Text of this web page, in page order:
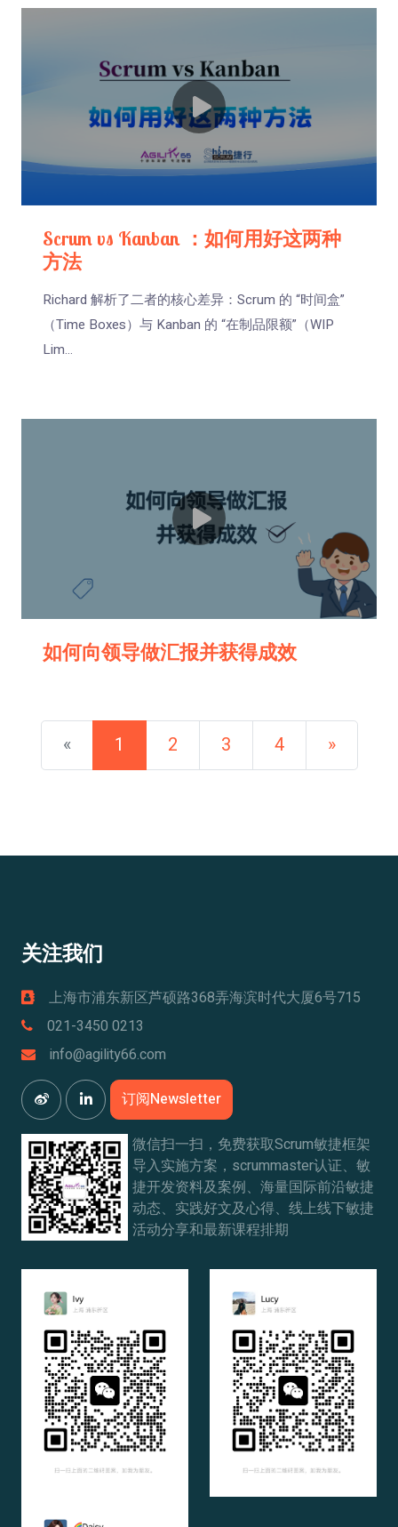
Scrum vs Kanban ：如何用好这两种
方法
Richard 解析了二者的核心差异：Scrum 的 “时间盒”
（Time Boxes）与 Kanban 的 “在制品限额”（WIP
Lim...
如何向领导做汇报并获得成效
«Previous
1 2 3 4 »Next
关注我们
上海市浦东新区芦硕路368弄海滨时代大厦6号715
021-3450 0213
info@agility66.com
订阅Newsletter
微信扫一扫，免费获取Scrum敏捷框架
导入实施方案，scrummaster认证、敏
捷开发资料及案例、海量国际前沿敏捷
动态、实践好文及心得、线上线下敏捷
活动分享和最新课程排期